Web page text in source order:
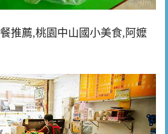
推薦,桃園中山國小美食,阿嬤